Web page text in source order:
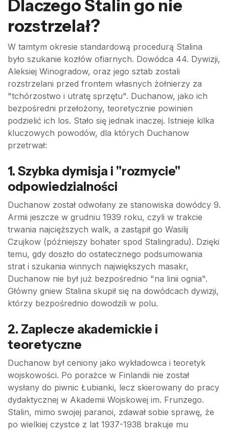
Dlaczego Stalin go nie
rozstrzelał?
W tamtym okresie standardową procedurą Stalina
było szukanie kozłów ofiarnych. Dowódca 44. Dywizji,
Aleksiej Winogradow, oraz jego sztab zostali
rozstrzelani przed frontem własnych żołnierzy za
"tchórzostwo i utratę sprzętu". Duchanow, jako ich
bezpośredni przełożony, teoretycznie powinien
podzielić ich los. Stało się jednak inaczej. Istnieje kilka
kluczowych powodów, dla których Duchanow
przetrwał:
1. Szybka dymisja i "rozmycie"
odpowiedzialności
Duchanow został odwołany ze stanowiska dowódcy 9.
Armii jeszcze w grudniu 1939 roku, czyli w trakcie
trwania najcięższych walk, a zastąpił go Wasilij
Czujkow (późniejszy bohater spod Stalingradu). Dzięki
temu, gdy doszło do ostatecznego podsumowania
strat i szukania winnych największych masakr,
Duchanow nie był już bezpośrednio "na linii ognia".
Główny gniew Stalina skupił się na dowódcach dywizji,
którzy bezpośrednio dowodzili w polu.
2. Zaplecze akademickie i
teoretyczne
Duchanow był ceniony jako wykładowca i teoretyk
wojskowości. Po porażce w Finlandii nie został
wysłany do piwnic Łubianki, lecz skierowany do pracy
dydaktycznej w Akademii Wojskowej im. Frunzego.
Stalin, mimo swojej paranoi, zdawał sobie sprawę, że
po wielkiej czystce z lat 1937-1938 brakuje mu